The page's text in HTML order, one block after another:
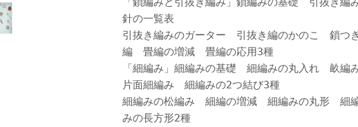
針の一覧表
引抜き編みのガーター 引抜き編のかのこ 鎖
編 畳編の増減 畳編の応用3種
「細編み」細編みの基礎 細編みの丸入れ 畝
片面細編み 細編みの2つ結び3種
細編みの松編み 細編の増減 細編みの丸形 細
みの長方形2種